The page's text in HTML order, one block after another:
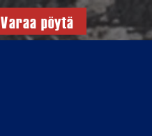
Varaa pöytä